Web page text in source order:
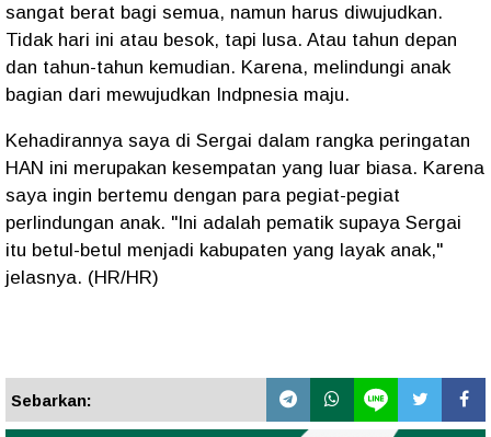
sangat berat bagi semua, namun harus diwujudkan.
Tidak hari ini atau besok, tapi lusa. Atau tahun depan
dan tahun-tahun kemudian. Karena, melindungi anak
bagian dari mewujudkan Indpnesia maju.
Kehadirannya saya di Sergai dalam rangka peringatan
HAN ini merupakan kesempatan yang luar biasa. Karena
saya ingin bertemu dengan para pegiat-pegiat
perlindungan anak. "Ini adalah pematik supaya Sergai
itu betul-betul menjadi kabupaten yang layak anak,"
jelasnya. (HR/HR)
Sebarkan: